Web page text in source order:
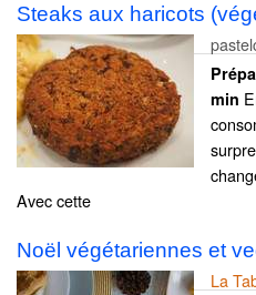
Steaks aux haricots
min
Avec cette
Noël végétariennes et
La